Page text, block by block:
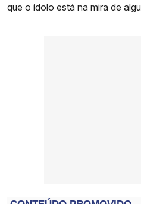
que o ídolo está na mira de